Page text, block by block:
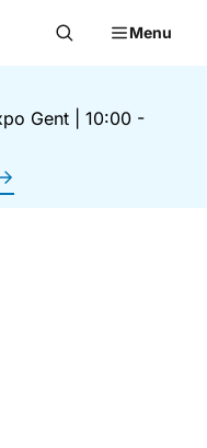
Menu
Gent
10:00 -